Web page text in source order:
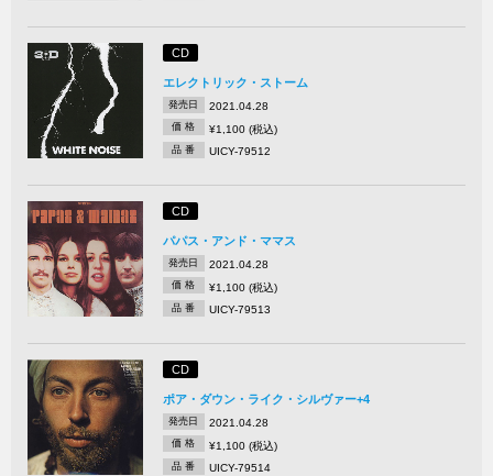
CD
エレクトリック・ストーム
発売日 2021.04.28
価 格 ¥1,100 (税込)
品 番 UICY-79512
CD
パパス・アンド・ママス
発売日 2021.04.28
価 格 ¥1,100 (税込)
品 番 UICY-79513
CD
ポア・ダウン・ライク・シルヴァー+4
発売日 2021.04.28
価 格 ¥1,100 (税込)
品 番 UICY-79514